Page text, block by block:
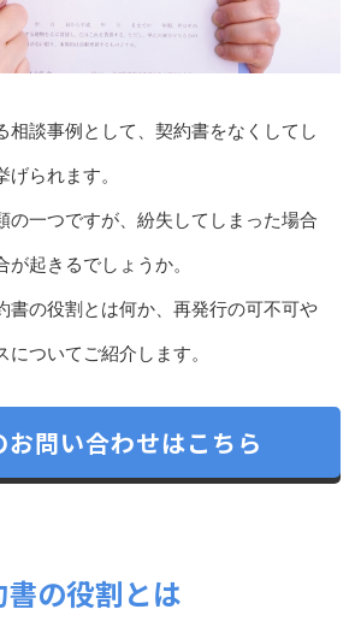
相談事例として、契約書をなくしてし
げられます。
の一つですが、紛失してしまった場合
が起きるでしょうか。
書の役割とは何か、再発行の可不可や
ついてご紹介します。
お問い合わせはこちら
の役割とは